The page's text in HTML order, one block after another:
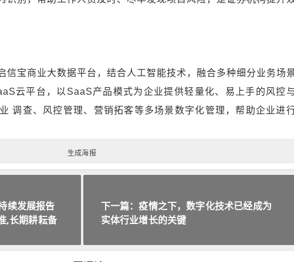
信宝商业大数据平台，结合人工智能技术，融合多种细分业务场景
云平台，以SaaS产品模式为企业提供轻量化、易上手的风控
调查、风控管理、营销拓客等多场景数字化管理，帮助企业进
生成海报
续发展报告
,长期耕耘备
下一篇：疫情之下，数字化技术已经成为
实体行业增长的关键